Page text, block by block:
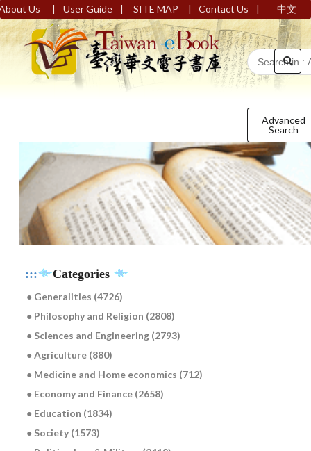
Us | User Guide | SITE MAP | Contact Us | 中文
Advanced
Search
::: Categories
● Generalities (4726)
● Philosophy and Religion (2808)
● Sciences and Engineering (2793)
● Agriculture (880)
● Medicine and Home economics (712)
● Economy and Finance (2658)
● Education (1834)
● Society (1573)